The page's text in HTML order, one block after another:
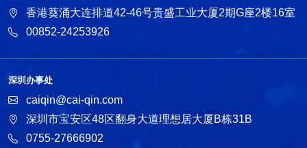
香港葵涌大连排道42-46号贵盛工业大厦2期G座2楼16室
00852-24253926
深圳办事处
caiqin@cai-qin.com
深圳市宝安区48区翻身大道理想居大厦B栋31B
0755-27666902